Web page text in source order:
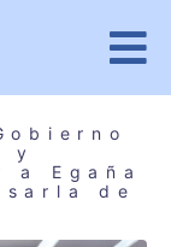
y
a Egaña
de